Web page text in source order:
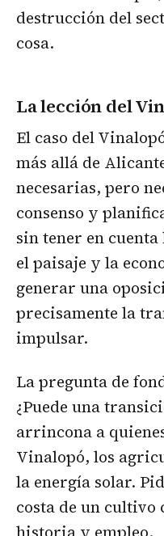
destrucción del
cosa.
La lección del
El caso del
más allá de
necesarias, pero
consenso y
sin tener en
el paisaje y la
generar una
precisamente la
impulsar.
La pregunta de
¿Puede una
arrincona a
Vinalopó, los
la energía solar.
costa de un
historia y empleo.